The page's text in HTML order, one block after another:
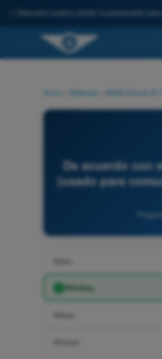
Descubre nuestro portal: tu preparación
Home Materias AESA Drones A1-
De acuerdo con
(usado para
Water.
Whiskey.